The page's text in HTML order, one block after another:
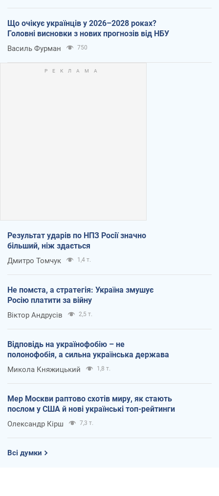
Що очікує українців у 2026–2028 роках?
Головні висновки з нових прогнозів від НБУ
Василь Фурман 750
Результат ударів по НПЗ Росії значно
більший, ніж здається
Дмитро Томчук 1,4 т.
Не помста, а стратегія: Україна змушує
Росію платити за війну
Віктор Андрусів 2,5 т.
Відповідь на українофобію – не
полонофобія, а сильна українська держава
Микола Княжицький 1,8 т.
Мер Москви раптово схотів миру, як стають
послом у США й нові українські топ-рейтинги
Олександр Кірш 7,3 т.
Всі думки